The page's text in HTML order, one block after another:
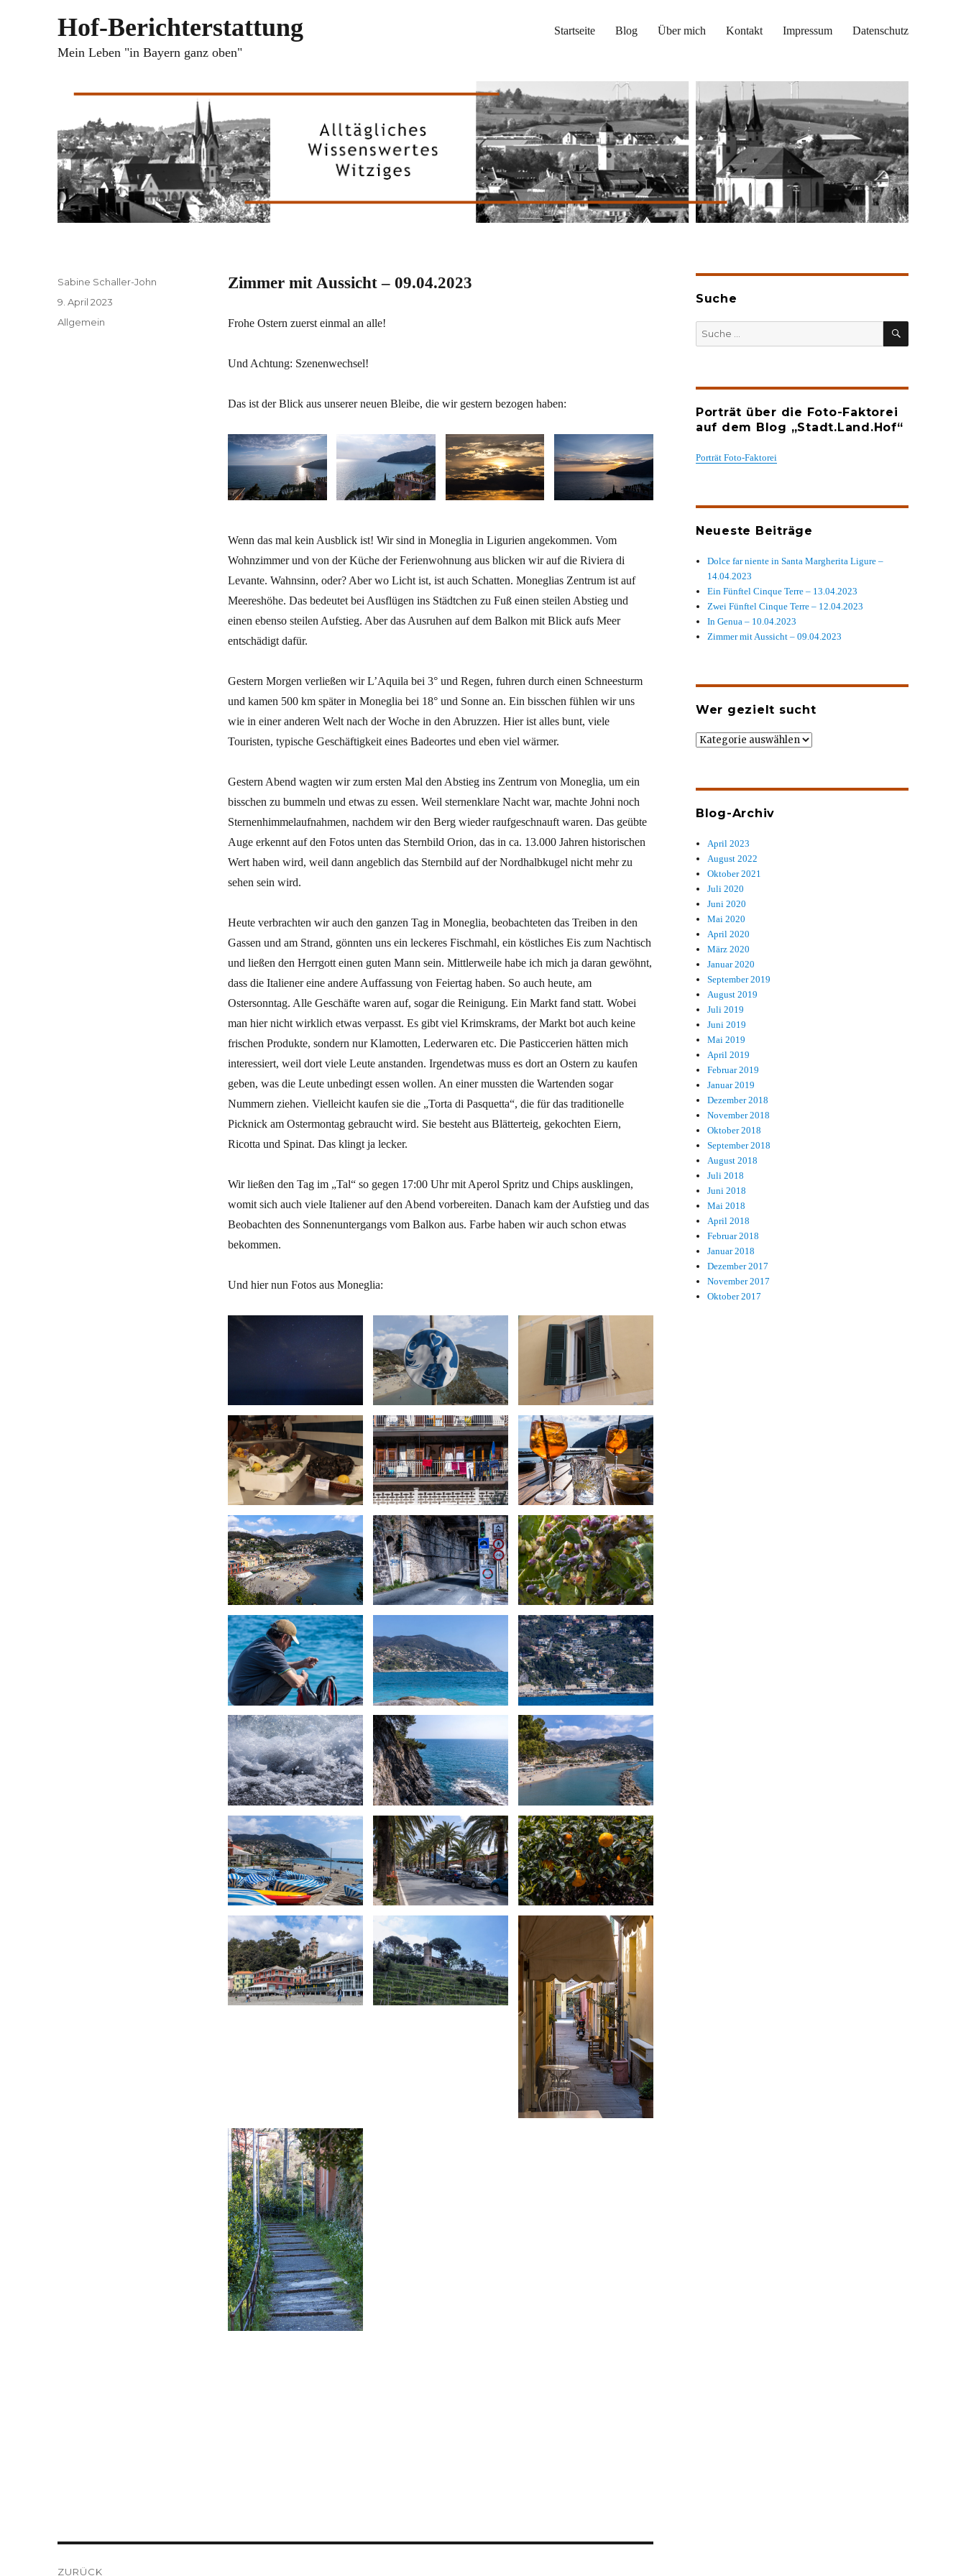
Hof-Berichterstattung
Mein Leben "in Bayern ganz oben"
Startseite Blog Über mich Kontakt Impressum Datenschutz
Zimmer mit Aussicht – 09.04.2023
Frohe Ostern zuerst einmal an alle!
Und Achtung: Szenenwechsel!
Das ist der Blick aus unserer neuen Bleibe, die wir gestern bezogen haben:
Wenn das mal kein Ausblick ist! Wir sind in Moneglia in Ligurien angekommen. Vom
Wohnzimmer und von der Küche der Ferienwohnung aus blicken wir auf die Riviera di
Levante. Wahnsinn, oder? Aber wo Licht ist, ist auch Schatten. Moneglias Zentrum ist auf
Meereshöhe. Das bedeutet bei Ausflügen ins Städtchen zu Fuß einen steilen Abstieg und
einen ebenso steilen Aufstieg. Aber das Ausruhen auf dem Balkon mit Blick aufs Meer
entschädigt dafür.
Gestern Morgen verließen wir L’Aquila bei 3° und Regen, fuhren durch einen Schneesturm
und kamen 500 km später in Moneglia bei 18° und Sonne an. Ein bisschen fühlen wir uns
wie in einer anderen Welt nach der Woche in den Abruzzen. Hier ist alles bunt, viele
Touristen, typische Geschäftigkeit eines Badeortes und eben viel wärmer.
Gestern Abend wagten wir zum ersten Mal den Abstieg ins Zentrum von Moneglia, um ein
bisschen zu bummeln und etwas zu essen. Weil sternenklare Nacht war, machte Johni noch
Sternenhimmelaufnahmen, nachdem wir den Berg wieder raufgeschnauft waren. Das geübte
Auge erkennt auf den Fotos unten das Sternbild Orion, das in ca. 13.000 Jahren historischen
Wert haben wird, weil dann angeblich das Sternbild auf der Nordhalbkugel nicht mehr zu
sehen sein wird.
Heute verbrachten wir auch den ganzen Tag in Moneglia, beobachteten das Treiben in den
Gassen und am Strand, gönnten uns ein leckeres Fischmahl, ein köstliches Eis zum Nachtisch
und ließen den Herrgott einen guten Mann sein. Mittlerweile habe ich mich ja daran gewöhnt,
dass die Italiener eine andere Auffassung von Feiertag haben. So auch heute, am
Ostersonntag. Alle Geschäfte waren auf, sogar die Reinigung. Ein Markt fand statt. Wobei
man hier nicht wirklich etwas verpasst. Es gibt viel Krimskrams, der Markt bot auch keine
frischen Produkte, sondern nur Klamotten, Lederwaren etc. Die Pasticcerien hätten mich
interessiert, weil dort viele Leute anstanden. Irgendetwas muss es dort an Ostern zu kaufen
geben, was die Leute unbedingt essen wollen. An einer mussten die Wartenden sogar
Nummern ziehen. Vielleicht kaufen sie die „Torta di Pasquetta“, die für das traditionelle
Picknick am Ostermontag gebraucht wird. Sie besteht aus Blätterteig, gekochten Eiern,
Ricotta und Spinat. Das klingt ja lecker.
Wir ließen den Tag im „Tal“ so gegen 17:00 Uhr mit Aperol Spritz und Chips ausklingen,
womit sich auch viele Italiener auf den Abend vorbereiten. Danach kam der Aufstieg und das
Beobachten des Sonnenuntergangs vom Balkon aus. Farbe haben wir auch schon etwas
bekommen.
Und hier nun Fotos aus Moneglia:
Autor
Sabine Schaller-John
Veröffentlicht
am
9. April 2023
Kategorien
Allgemein
ZURÜCK
Suche
SUCHEN
Porträt über die Foto-Faktorei
auf dem Blog „Stadt.Land.Hof“
Porträt Foto-Faktorei
Neueste Beiträge
Dolce far niente in Santa Margherita Ligure –
14.04.2023
Ein Fünftel Cinque Terre – 13.04.2023
Zwei Fünftel Cinque Terre – 12.04.2023
In Genua – 10.04.2023
Zimmer mit Aussicht – 09.04.2023
Wer gezielt sucht
Wer
Blog-Archiv
April 2023
August 2022
Oktober 2021
Juli 2020
Juni 2020
Mai 2020
April 2020
März 2020
Januar 2020
September 2019
August 2019
Juli 2019
Juni 2019
Mai 2019
April 2019
Februar 2019
Januar 2019
Dezember 2018
November 2018
Oktober 2018
September 2018
August 2018
Juli 2018
Juni 2018
Mai 2018
April 2018
Februar 2018
Januar 2018
Dezember 2017
November 2017
Oktober 2017